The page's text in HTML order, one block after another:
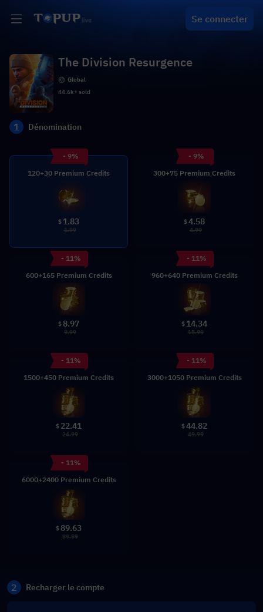
Se connecter
The Division Resurgence
Global
44.6k+ sold
1 Dénomination
- 9%
120+30 Premium Credits
$ 1.83
1.99
- 9%
300+75 Premium Credits
$4.58
4.99
- 11%
600+165 Premium Credits
$ 8.97
9.99
- 11%
960+640 Premium Credits
$ 14.34
15.99
- 11%
1500+450 Premium Credits
$ 22.41
24.99
- 11%
3000+1050 Premium Credits
$44.82
49.99
- 11%
6000+2400 Premium Credits
$ 89.63
99.99
2 Recharger le compte